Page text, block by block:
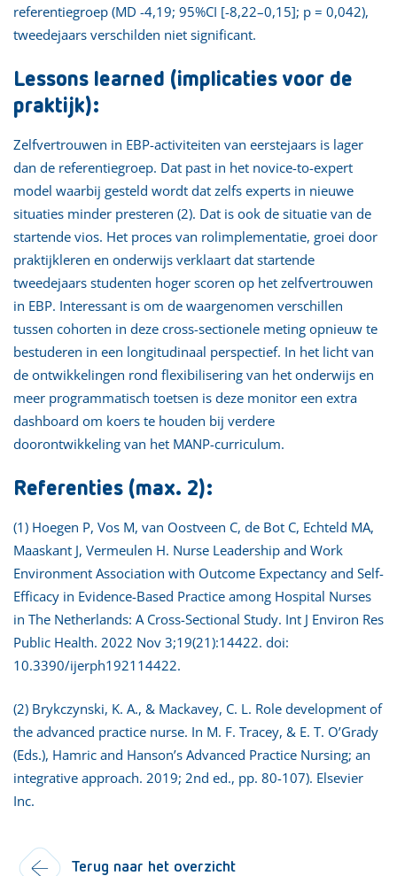
referentiegroep (MD -4,19; 95%CI [-8,22–0,15]; p = 0,042),
tweedejaars verschilden niet significant.
Lessons learned (implicaties voor de
praktijk):
Zelfvertrouwen in EBP-activiteiten van eerstejaars is lager
dan de referentiegroep. Dat past in het novice-to-expert
model waarbij gesteld wordt dat zelfs experts in nieuwe
situaties minder presteren (2). Dat is ook de situatie van de
startende vios. Het proces van rolimplementatie, groei door
praktijkleren en onderwijs verklaart dat startende
tweedejaars studenten hoger scoren op het zelfvertrouwen
in EBP. Interessant is om de waargenomen verschillen
tussen cohorten in deze cross-sectionele meting opnieuw te
bestuderen in een longitudinaal perspectief. In het licht van
de ontwikkelingen rond flexibilisering van het onderwijs en
meer programmatisch toetsen is deze monitor een extra
dashboard om koers te houden bij verdere
doorontwikkeling van het MANP-curriculum.
Referenties (max. 2):
(1) Hoegen P, Vos M, van Oostveen C, de Bot C, Echteld MA,
Maaskant J, Vermeulen H. Nurse Leadership and Work
Environment Association with Outcome Expectancy and Self-
Efficacy in Evidence-Based Practice among Hospital Nurses
in The Netherlands: A Cross-Sectional Study. Int J Environ Res
Public Health. 2022 Nov 3;19(21):14422. doi:
10.3390/ijerph192114422.
(2) Brykczynski, K. A., & Mackavey, C. L. Role development of
the advanced practice nurse. In M. F. Tracey, & E. T. O’Grady
(Eds.), Hamric and Hanson’s Advanced Practice Nursing; an
integrative approach. 2019; 2nd ed., pp. 80-107). Elsevier
Inc.
Terug naar het overzicht